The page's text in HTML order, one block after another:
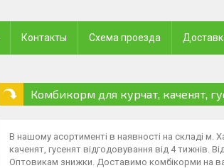
Контакты Схема проезда
Комбикорм для курчат, каченят,
В нашому асортименті в наявності на складі м.
каченят, гусенят відгодовування від 4 тижнів.
Оптовикам знижки. Доставимо комбікорми на